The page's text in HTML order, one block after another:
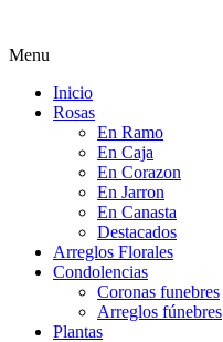
Menu
Inicio
Rosas
En Ramo
En Caja
En Corazon
En Jarron
En Canasta
Destacados
Arreglos Florales
Condolencias
Coronas funebres
Arreglos fúnebres
Plantas